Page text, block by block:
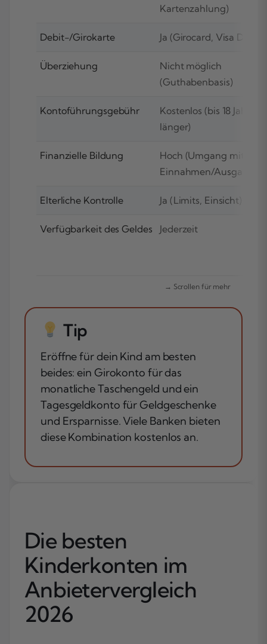
Kartenzahlung)
Debit-/Girokarte Ja (Girocard, Visa
Überziehung
Nicht möglich
(Guthabenbasis)
Kontoführungsgebühr
Kostenlos (bis 18 Jahre,
länger)
Finanzielle Bildung
Hoch (Umgang mit
Einnahmen/Ausgaben)
Elterliche Kontrolle Ja (Limits, Einsicht)
Verfügbarkeit des Geldes Jederzeit
Tip
Eröffne für dein Kind am besten
beides: ein Girokonto für das
monatliche Taschengeld und ein
Tagesgeldkonto für Geldgeschenke
und Ersparnisse. Viele Banken bieten
diese Kombination kostenlos an.
Die besten
Kinderkonten im
Anbietervergleich
2026